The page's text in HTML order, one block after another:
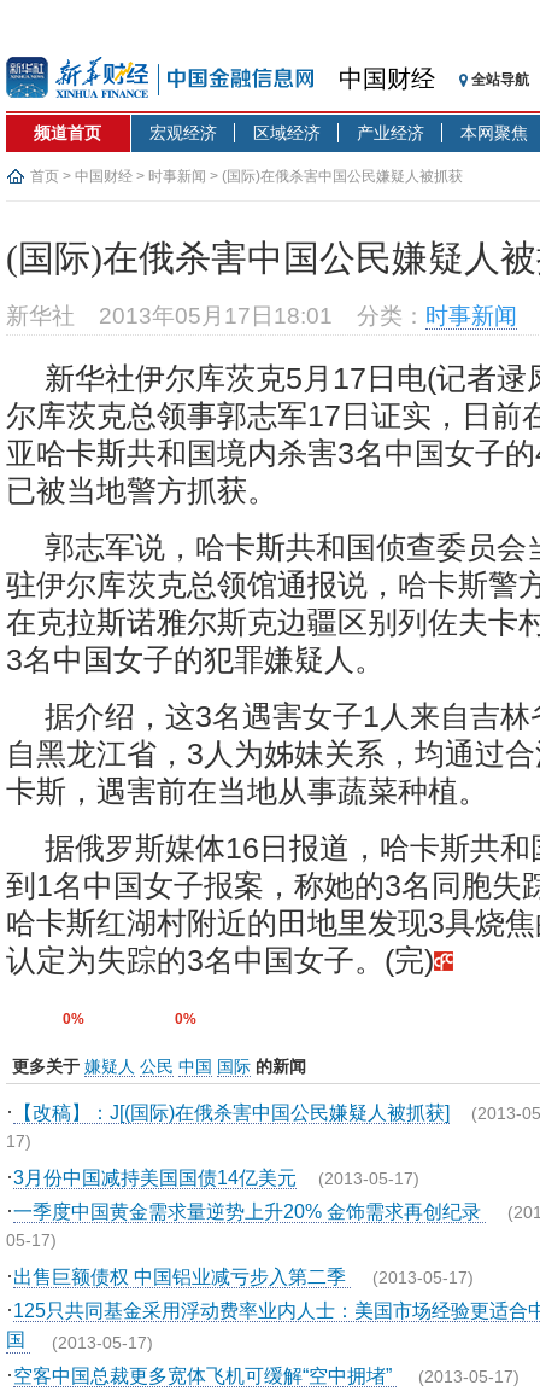
中国财经 全站导航
频道首页 宏观经济 区域经济 产业经济 本网聚焦
首页 > 中国财经 > 时事新闻 > (国际)在俄杀害中国公民嫌疑人被抓获
(国际)在俄杀害中国公民嫌疑人
新华社 2013年05月17日18:01 分类： 时事新闻
新华社伊尔库茨克5月17日电(记者逯
尔库茨克总领事郭志军17日证实，日前
亚哈卡斯共和国境内杀害3名中国女子
已被当地警方抓获。
郭志军说，哈卡斯共和国侦查委员会
驻伊尔库茨克总领馆通报说，哈卡斯警
在克拉斯诺雅尔斯克边疆区别列佐夫卡
3名中国女子的犯罪嫌疑人。
据介绍，这3名遇害女子1人来自吉
自黑龙江省，3人为姊妹关系，均通过
卡斯，遇害前在当地从事蔬菜种植。
据俄罗斯媒体16日报道，哈卡斯共
到1名中国女子报案，称她的3名同胞失
哈卡斯红湖村附近的田地里发现3具烧
认定为失踪的3名中国女子。(完)
0% 0%
更多关于 嫌疑人 公民 中国 国际 的新闻
· 【改稿】：J[(国际)在俄杀害中国公民嫌疑人被抓获] (2013-
17)
·3月份中国减持美国国债14亿美元 (2013-05-17)
·一季度中国黄金需求量逆势上升20% 金饰需求再创纪录
05-17)
·出售巨额债权 中国铝业减亏步入第二季 (2013-05-17)
·125只共同基金采用浮动费率业内人士：美国市场经验更适合
国 (2013-05-17)
·空客中国总裁更多宽体飞机可缓解“空中拥堵” (2013-05-17)